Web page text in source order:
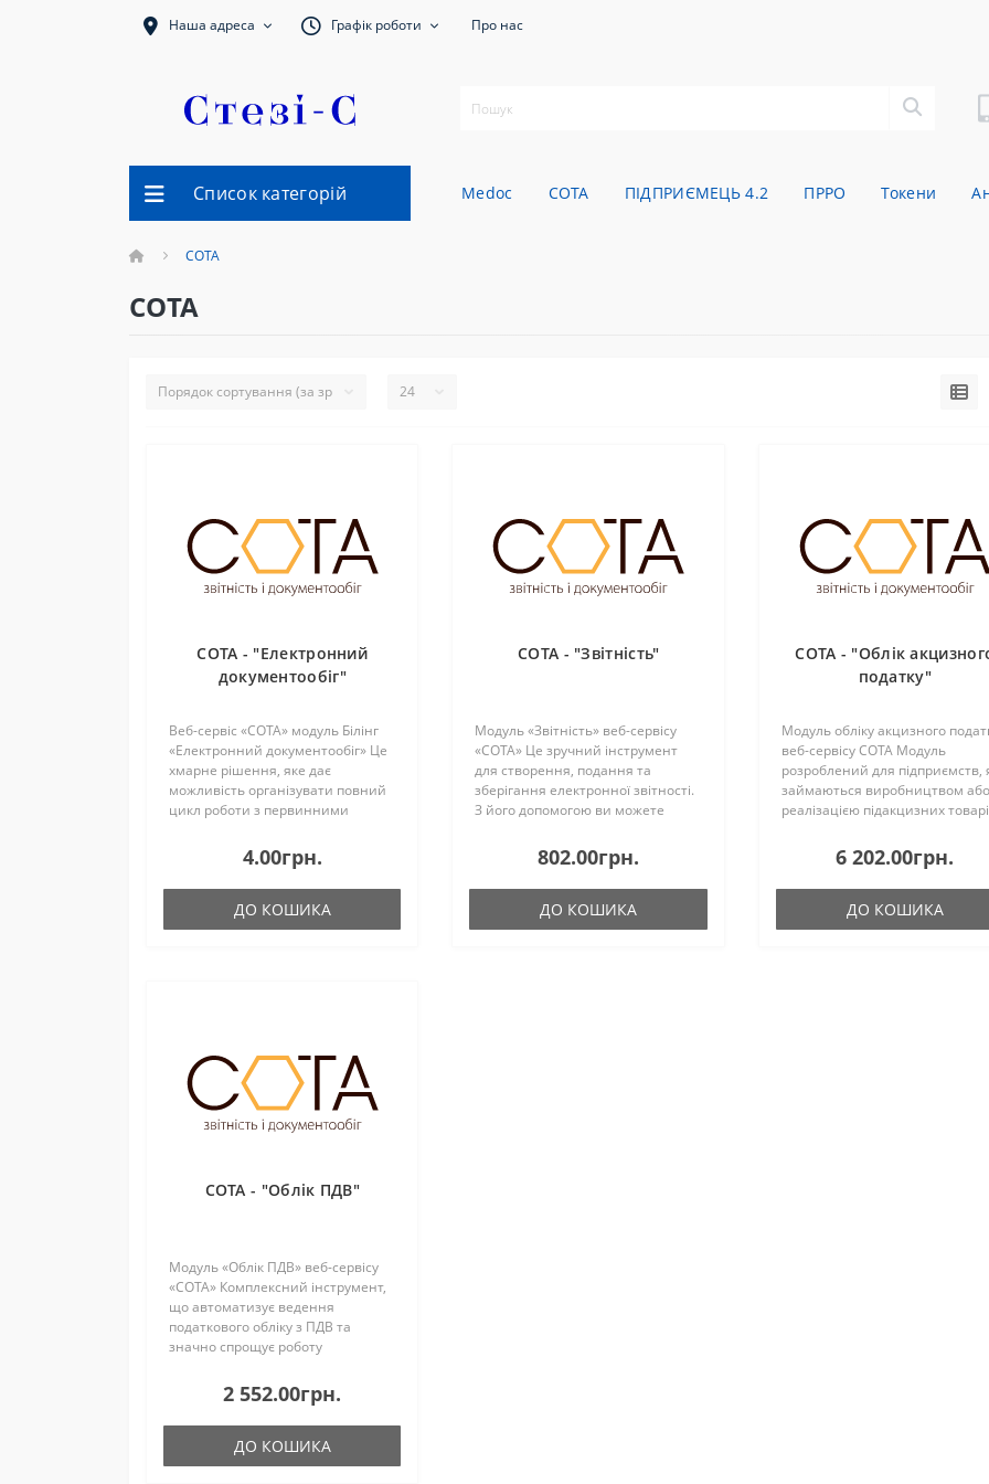
Наша адреса Графік роботи Про нас
Список категорій Medoc СОТА ПІДПРИЄМЕЦЬ 4.2 ПРРО Токени
СОТА
СОТА
СОТА - "Електронний
документообіг"
Веб-сервіс «СОТА» модуль Білінг
«Електронний документообіг» Це
хмарне рішення, яке дає
можливість організувати повний
цикл роботи з первинними
надсилання через підписання та
затвердження до зберігання та ..
4.00грн.
ДО КОШИКА
СОТА - "Звітність"
Модуль «Звітність» веб-сервісу
«СОТА» Це зручний інструмент
для створення, подання та
зберігання електронної звітності.
З його допомогою ви можете
звітності в одному місці. Основні
можливості ..802.00грн.
ДО КОШИКА
СОТА - "Облік
податку"
Модуль обліку акцизного
веб-сервісу СОТА Модуль
розроблений для підприємств,
займаються виробництвом або
реалізацією підакцизних
та тютюн. Дозволяє легко
керувати всіма етапам..
6 202.00грн.
ДО КОШИКА
СОТА - "Облік ПДВ"
Модуль «Облік ПДВ» веб-сервісу
«СОТА» Комплексний інструмент,
що автоматизує ведення
податкового обліку з ПДВ та
значно спрощує роботу
Автоматичне формування
декларації з ПДВ: модуль а..
2 552.00грн.
ДО КОШИКА